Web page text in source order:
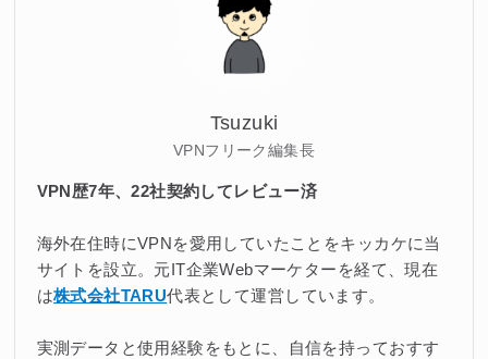
Tsuzuki
VPNフリーク編集長
VPN歴7年、22社契約してレビュー済
海外在住時にVPNを愛用していたことをキッカケに当
サイトを設立。元IT企業Webマーケターを経て、現在
は株式会社TARU代表として運営しています。
実測データと使用経験をもとに、自信を持っておすす